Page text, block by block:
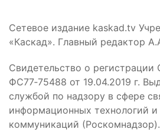
Сетевое издание kaskad.tv
«Каскад». Главный редактор
Свидетельство о
ФС77‑75488 от 19.04.2019 г.
службой по надзору в сфере
информационных технологий
коммуникаций (Роскомнадзор).